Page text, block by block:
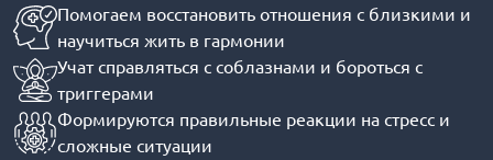
Помогаем восстановить отношения с близкими и
научиться жить в гармонии
Учат справляться с соблазнами и бороться с
триггерами
Формируются правильные реакции на стресс и
сложные ситуации